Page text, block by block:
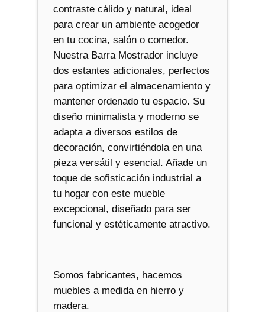
contraste cálido y natural, ideal
para crear un ambiente acogedor
en tu cocina, salón o comedor.
Nuestra Barra Mostrador incluye
dos estantes adicionales, perfectos
para optimizar el almacenamiento y
mantener ordenado tu espacio. Su
diseño minimalista y moderno se
adapta a diversos estilos de
decoración, convirtiéndola en una
pieza versátil y esencial. Añade un
toque de sofisticación industrial a
tu hogar con este mueble
excepcional, diseñado para ser
funcional y estéticamente atractivo.
Somos fabricantes, hacemos
muebles a medida en hierro y
madera.